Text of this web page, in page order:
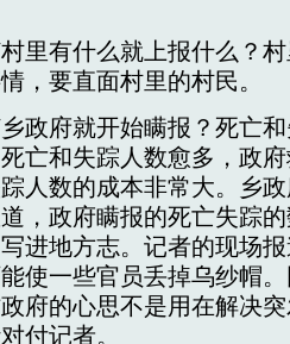
有什么就上报什么？村
，要直面村里的村民。
府就开始瞒报？死亡和
亡和失踪人数愈多，政
人数的成本非常大。乡
，政府瞒报的死亡失踪
进地方志。记者的现场
使一些官员丢掉乌纱帽
府的心思不是用在解决
付记者。